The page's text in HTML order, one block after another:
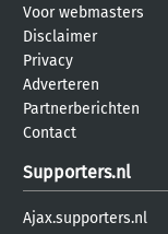
Voor webmasters
Disclaimer
Privacy
Adverteren
Partnerberichten
Contact
Supporters.nl
Ajax.supporters.nl